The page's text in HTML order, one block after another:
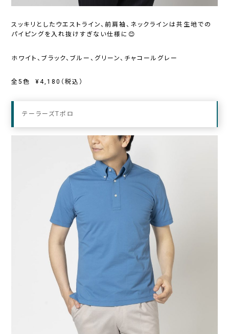
スッキリとしたウエストライン、前肩袖、 ネックラインは共生地での
パイピングを入れ抜けすぎない仕様に😊
ホワイト、ブラック、ブルー、グリーン、チャコールグレー
全5色 ¥4,180（税込）
テーラーズTポロ